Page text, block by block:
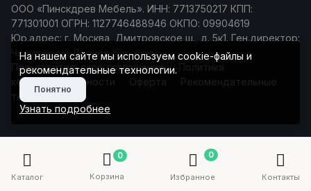
ООО «Пинскдрев Мебель». ИНН: 7713750217 КПП:
771301001 ОГРН: 1127746488946 ОКПО: 09904619
Юр.адрес: г. Москва, Дмитровское ш., д. 5к1. Ген.директор:
Чеповецкий Леонид Юрьевич
Пользовательское соглашение
Политика
конфиденциальности
Оферта
Рекомендательные
технологии
Каталог
0
Корзина
0
Избранное Контакты
На нашем сайте мы используем cookie-файлы и
рекомендательные технологии.
Понятно
Узнать подробнее